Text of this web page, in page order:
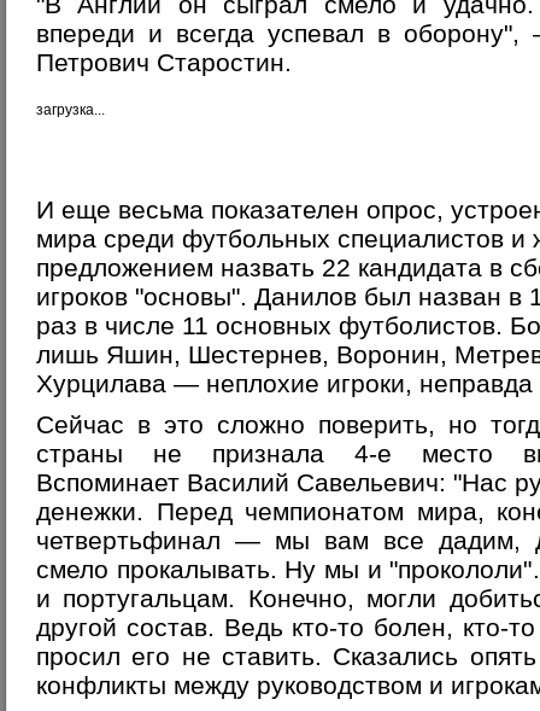
впереди и всегда успевал в
Петрович Старостин.
загрузка...
И еще весьма показателен опрос,
мира среди футбольных специалистов и
предложением назвать 22 кандидата в
игроков "основы". Данилов был назван в
раз в числе 11 основных футболистов.
лишь Яшин, Шестернев, Воронин,
Хурцилава — неплохие игроки, неправда
Сейчас в это сложно поверить, но
страны не признала 4-е место
Вспоминает Василий Савельевич: "Нас
денежки. Перед чемпионатом мира,
четвертьфинал — мы вам все дадим,
смело прокалывать. Ну мы и
и португальцам. Конечно, могли
другой состав. Ведь кто-то болен, кто-
просил его не ставить. Сказались
конфликты между руководством и